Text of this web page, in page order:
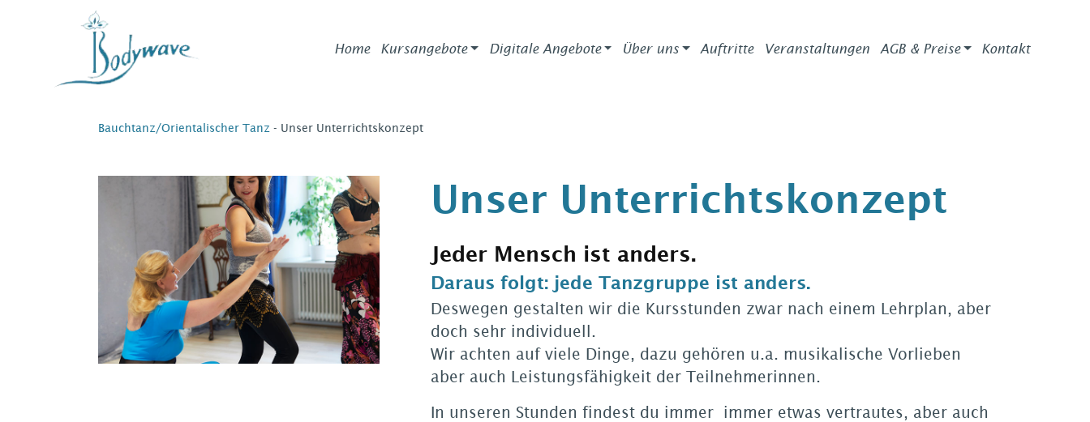
Home Kursangebote Digitale Angebote Über uns Auftritte Veranstaltungen AGB & Preise Kontakt
Bauchtanz/Orientalischer Tanz - Unser Unterrichtskonzept
Unser Unterrichtskonzept
Jeder Mensch ist anders.
Daraus folgt: jede Tanzgruppe ist anders.
Deswegen gestalten wir die Kursstunden zwar nach einem Lehrplan, aber
doch sehr individuell.
Wir achten auf viele Dinge, dazu gehören u.a. musikalische Vorlieben
aber auch Leistungsfähigkeit der Teilnehmerinnen.
In unseren Stunden findest du immer immer etwas vertrautes, aber auch